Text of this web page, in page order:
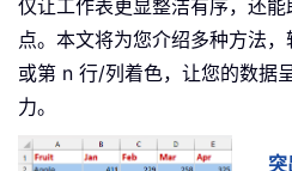
仅让工作表更显整洁有序，还
点。本文将为您介绍多种方法
或第 n 行/列着色，让您的数据
力。
突